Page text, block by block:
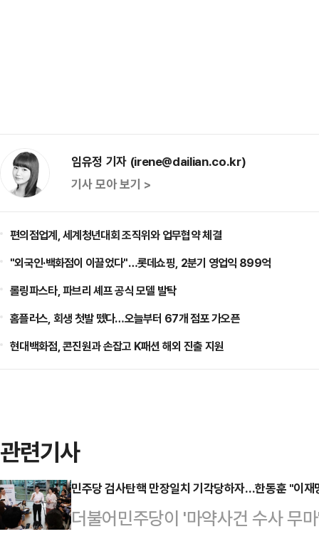
임유정 기자 (irene@dailian.co.kr)
기사 모아 보기 >
편의점업계, 세계청년대회 조직위와 업무협약 체결
"외국인·백화점이 이끌었다"…롯데쇼핑, 2분기 영업익 899억
롤링파스타, 파브리 셰프 공식 모델 발탁
홈플러스, 회생 첫발 뗐다…오늘부터 67개 점포 가오픈
현대백화점, 콘진원과 손잡고 K패션 해외 진출 지원
관련기사
민주당 검사탄핵 만장일치 기각당하자…한동훈 "이재
더불어민주당이 '마약사건 수사 무